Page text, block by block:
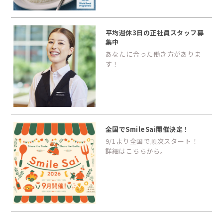
平均週休3日の正社員スタッフ募
集中
あなたに合った働き方がありま
す！
全国でSmileSai開催決定！
9/1より全国で順次スタート！
詳細はこちらから。